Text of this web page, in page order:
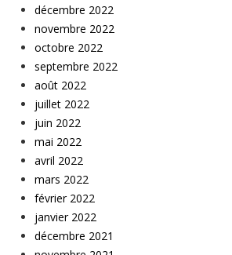
décembre 2022
novembre 2022
octobre 2022
septembre 2022
août 2022
juillet 2022
juin 2022
mai 2022
avril 2022
mars 2022
février 2022
janvier 2022
décembre 2021